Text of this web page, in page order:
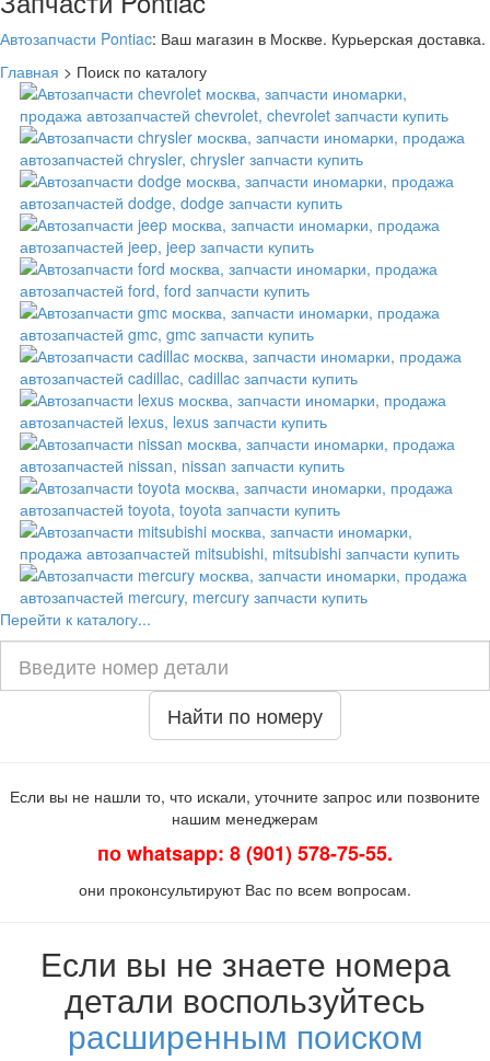
Автозапчасти Pontiac: Ваш магазин в Москве. Курьерская доставка.
Главная > Поиск по каталогу
Перейти к каталогу...
Найти по номеру
Если вы не нашли то, что искали, уточните запрос или позвоните
нашим менеджерам
по whatsapp: 8 (901) 578-75-55.
они проконсультируют Вас по всем вопросам.
Если вы не знаете номера
детали воспользуйтесь
расширенным поиском